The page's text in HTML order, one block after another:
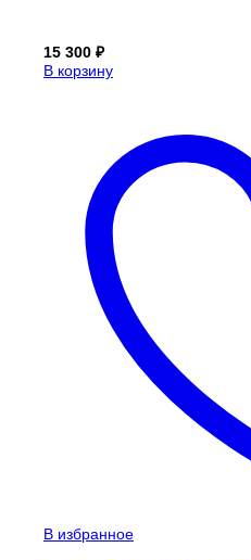
15 300 ₽
В корзину
В избранное